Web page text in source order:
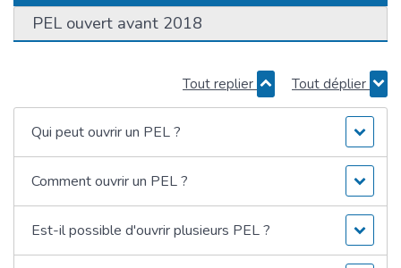
PEL ouvert avant 2018
Tout replier Tout déplier
Qui peut ouvrir un PEL ?
Comment ouvrir un PEL ?
Est-il possible d'ouvrir plusieurs PEL ?